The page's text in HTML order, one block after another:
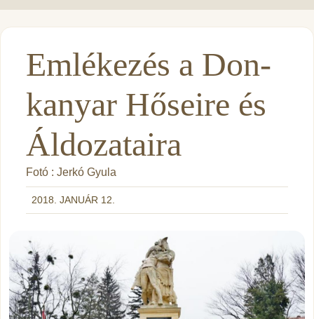
Emlékezés a Don-
kanyar Hőseire és
Áldozataira
Fotó : Jerkó Gyula
2018. JANUÁR 12.